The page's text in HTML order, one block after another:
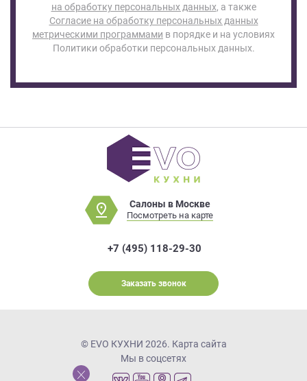
на обработку персональных данных, а также
Согласие на обработку персональных данных
метрическими программами в порядке и на условиях
Политики обработки персональных данных.
Салоны в Москве
Посмотреть на карте
+7 (495) 118-29-30
Заказать звонок
© EVO КУХНИ 2026. Карта сайта
Мы в соцсетях